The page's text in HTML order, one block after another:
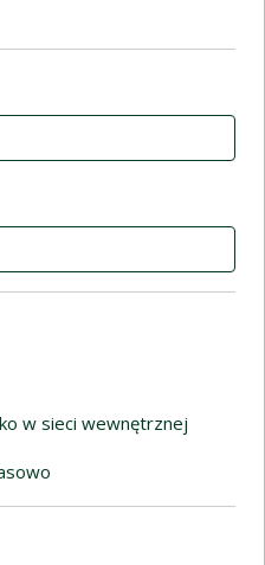
w sieci wewnętrznej